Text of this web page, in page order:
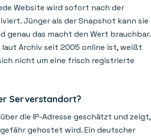
Website wird sofort nach der
Jünger als der Snapshot kann sie
genau das macht den Wert brauchbar.
laut Archiv seit 2005 online ist, weißt
nicht um eine frisch registrierte
Serverstandort?
die IP-Adresse geschätzt und zeigt,
gehostet wird. Ein deutscher